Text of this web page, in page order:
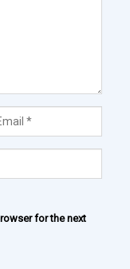
for the next